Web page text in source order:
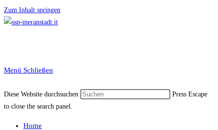
Zum Inhalt springen
Menü Schließen
Diese Website durchsuchen
Press Escape
to close the search panel.
Home